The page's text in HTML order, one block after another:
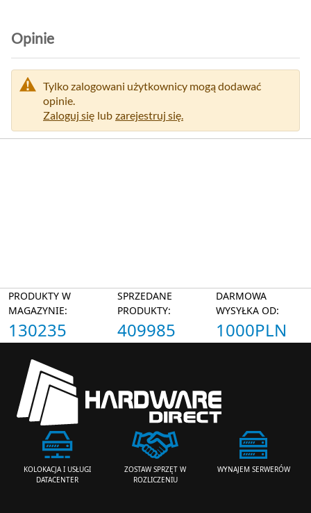
Opinie
Tylko zalogowani użytkownicy mogą dodawać
opinie.
Zaloguj się lub zarejestruj się.
PRODUKTY W
MAGAZYNIE:
130235
SPRZEDANE
PRODUKTY:
409985
DARMOWA
WYSYŁKA OD:
1000PLN
KOLOKACJA I USŁUGI
DATACENTER
ZOSTAW SPRZĘT W
ROZLICZENIU
WYNAJEM SERWERÓW